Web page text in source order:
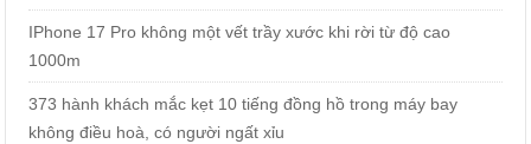
IPhone 17 Pro không một vết trầy xước khi rời từ độ cao
1000m
373 hành khách mắc kẹt 10 tiếng đồng hồ trong máy bay
không điều hoà, có người ngất xỉu